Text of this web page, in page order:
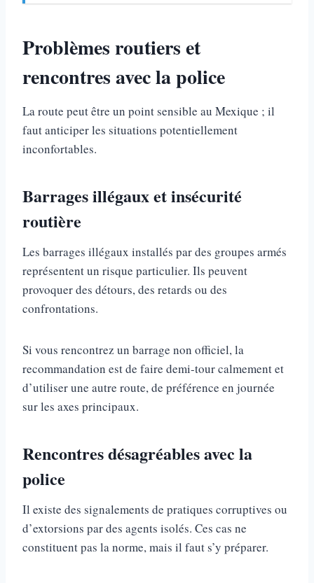
Problèmes routiers et
rencontres avec la police
La route peut être un point sensible au Mexique ; il
faut anticiper les situations potentiellement
inconfortables.
Barrages illégaux et insécurité
routière
Les barrages illégaux installés par des groupes armés
représentent un risque particulier. Ils peuvent
provoquer des détours, des retards ou des
confrontations.
Si vous rencontrez un barrage non officiel, la
recommandation est de faire demi-tour calmement et
d’utiliser une autre route, de préférence en journée
sur les axes principaux.
Rencontres désagréables avec la
police
Il existe des signalements de pratiques corruptives ou
d’extorsions par des agents isolés. Ces cas ne
constituent pas la norme, mais il faut s’y préparer.